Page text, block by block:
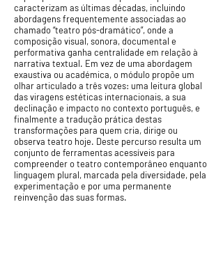
caracterizam as últimas décadas, incluindo
abordagens frequentemente associadas ao
chamado “teatro pós-dramático”, onde a
composição visual, sonora, documental e
performativa ganha centralidade em relação à
narrativa textual. Em vez de uma abordagem
exaustiva ou académica, o módulo propõe um
olhar articulado a três vozes: uma leitura global
das viragens estéticas internacionais, a sua
declinação e impacto no contexto português, e
finalmente a tradução prática destas
transformações para quem cria, dirige ou
observa teatro hoje. Deste percurso resulta um
conjunto de ferramentas acessíveis para
compreender o teatro contemporâneo enquanto
linguagem plural, marcada pela diversidade, pela
experimentação e por uma permanente
reinvenção das suas formas.